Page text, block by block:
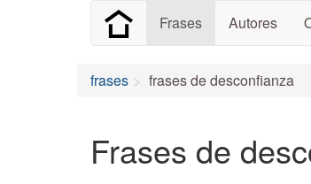
Frases Autores
frases frases de desconfianza
Frases de